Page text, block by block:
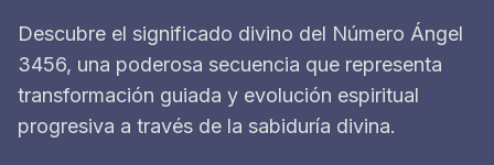
Descubre el significado divino del Número Ángel
3456, una poderosa secuencia que representa
transformación guiada y evolución espiritual
progresiva a través de la sabiduría divina.